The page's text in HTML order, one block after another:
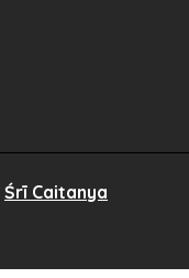
Śrī Caitanya